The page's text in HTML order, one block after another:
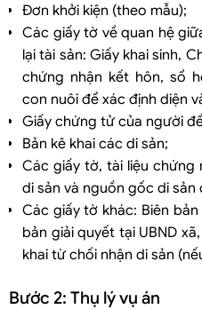
Đơn khởi kiện (theo mẫu);
Các giấy tờ về quan hệ
lại tài sản: Giấy khai sinh,
chứng nhận kết hôn, sổ
con nuôi để xác định diện
Giấy chứng tử của người
Bản kê khai các di sản;
Các giấy tờ, tài liệu chứng
di sản và nguồn gốc di sản
Các giấy tờ khác: Biên
bản giải quyết tại UBND
khai từ chối nhận di sản
Bước 2: Thụ lý vụ án